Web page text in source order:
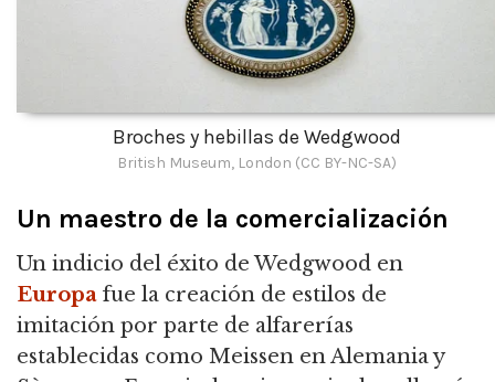
Broches y hebillas de Wedgwood
British Museum, London (CC BY-NC-SA)
Un maestro de la comercialización
Un indicio del éxito de Wedgwood en
Europa fue la creación de estilos de
imitación por parte de alfarerías
establecidas como Meissen en Alemania y